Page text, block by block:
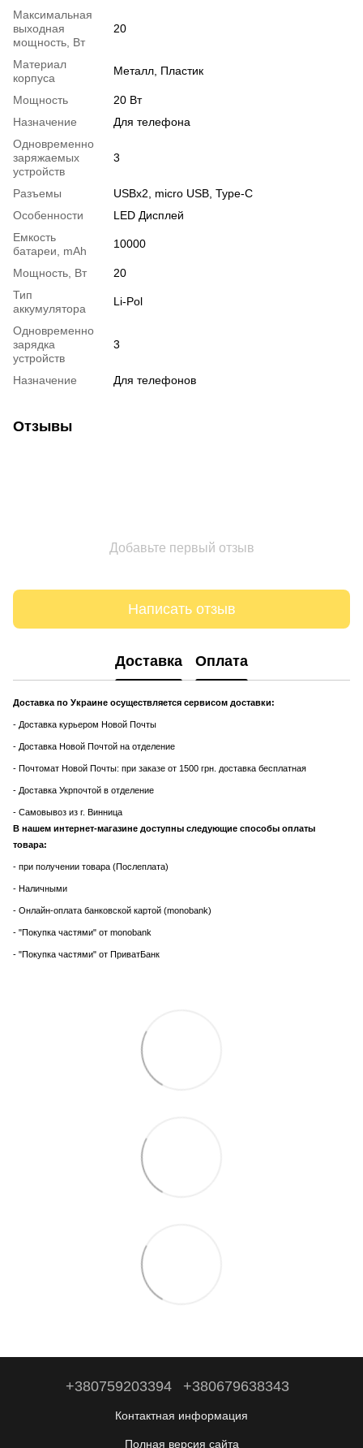
Максимальная
выходная
мощность, Вт
20
Материал
корпуса
Металл, Пластик
Мощность
20 Вт
Назначение
Для телефона
Одновременно
заряжаемых
устройств
3
Разъемы
USBx2, micro USB, Type-C
Особенности
LED Дисплей
Емкость
батареи, mAh
10000
Мощность, Вт
20
Тип
аккумулятора
Li-Pol
Одновременно
зарядка
устройств
3
Назначение Для телефонов
Отзывы
Добавьте первый отзыв
Написать отзыв
Доставка Оплата
Доставка по Украине осуществляется сервисом доставки:
- Доставка курьером Новой Почты
- Доставка Новой Почтой на отделение
- Почтомат Новой Почты: при заказе от 1500 грн. доставка бесплатная
- Доставка Укрпочтой в отделение
- Самовывоз из г. Винница
В нашем интернет-магазине доступны следующие способы оплаты
товара:
- при получении товара (Послеплата)
- Наличными
- Онлайн-оплата банковской картой (monobank)
- "Покупка частями" от monobank
- "Покупка частями" от ПриватБанк
+380759203394 +380679638343
Контактная информация
Полная версия сайта